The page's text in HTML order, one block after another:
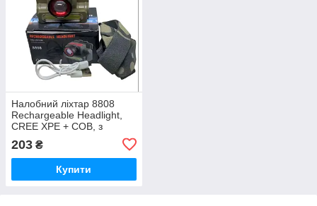
Налобний ліхтар 8808
Rechargeable Headlight,
CREE XPE + COB, з
USB-зарядкою гурт
203 ₴
Купити